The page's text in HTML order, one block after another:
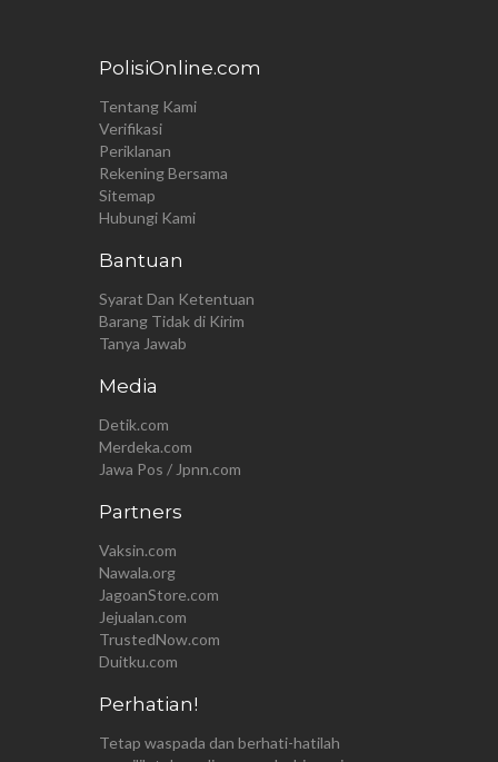
PolisiOnline.com
Tentang Kami
Verifikasi
Periklanan
Rekening Bersama
Sitemap
Hubungi Kami
Bantuan
Syarat Dan Ketentuan
Barang Tidak di Kirim
Tanya Jawab
Media
Detik.com
Merdeka.com
Jawa Pos / Jpnn.com
Partners
Vaksin.com
Nawala.org
JagoanStore.com
Jejualan.com
TrustedNow.com
Duitku.com
Perhatian!
Tetap waspada dan berhati-hatilah